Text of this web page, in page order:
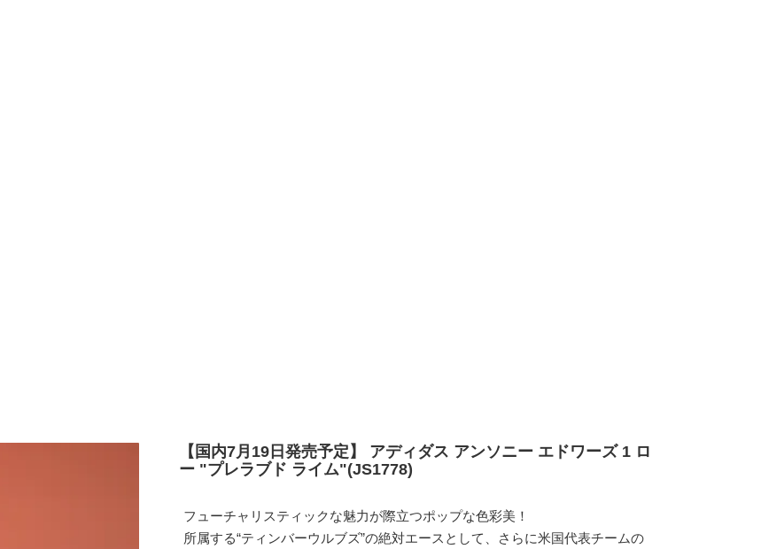
【国内7月19日発売予定】 アディダス アンソニー エドワーズ 1 ロ
ー "プレラブド ライム"(JS1778)
フューチャリスティックな魅力が際立つポップな色彩美！
所属する“ティンバーウルブズ”の絶対エースとして、さらに米国代表チームの